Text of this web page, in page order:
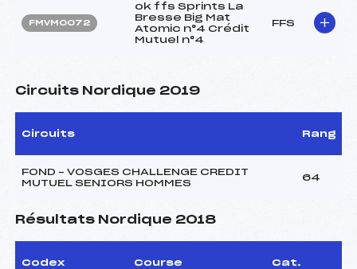
FMVM0072
ok ffs Sprints La
Bresse Big Mat
Atomic n°4 Crédit
Mutuel n°4
FFS
Circuits Nordique 2019
Circuits Rang
FOND – VOSGES CHALLENGE CREDIT
MUTUEL SENIORS HOMMES
64
Résultats Nordique 2018
Codex Course Cat.